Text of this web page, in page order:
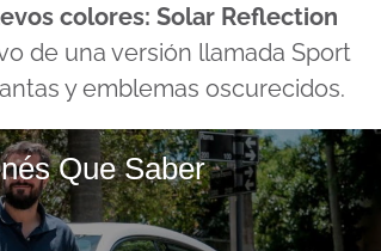
colores: Solar Reflection
de una versión llamada Sport
y emblemas oscurecidos.
Que Saber